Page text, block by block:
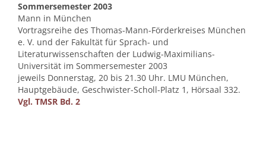
Sommersemester 2003
Mann in München
Vortragsreihe des Thomas-Mann-Förderkreises München
e. V. und der Fakultät für Sprach- und
Literaturwissenschaften der Ludwig-Maximilians-
Universität im Sommersemester 2003
jeweils Donnerstag, 20 bis 21.30 Uhr. LMU München,
Hauptgebäude, Geschwister-Scholl-Platz 1, Hörsaal 332.
Vgl. TMSR Bd. 2